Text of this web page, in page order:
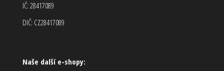
IČ: 28417089
DIČ: CZ28417089
Naše další e-shopy: